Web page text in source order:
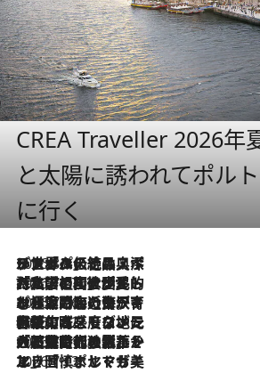
CREA Traveller 2026
と太陽に誘われてポル
に行く
2026.8.8
リスボンの絶品スイーツ「パステル・デ・ナタ」とは？ポルトガル伝統の奥深い世界へ
2026.7.27
「私の祖国はポルトガル語です」国民的詩人フェルナンド・ペソアと、彼が愛した文学の街を歩く
2026.7.26
ポルトガル近海が育む極上の海の幸。キリリと冷えた白ワインと愉しむ、シーフード専門店の贅沢
2026.7.22
伝統の味をモダンに昇華。高感度な地元客が集う、リスボンの最旬ガストロノミー
2026.7.21
大航海時代の栄華から、震災、独裁、そして革命へ。ポルトガル・首都リスボンの石畳に刻まれた「歴史の光と影」
2026.7.13
エッセイ・ヤマザキマリ「慎ましくも美しき国 ポルトガル」